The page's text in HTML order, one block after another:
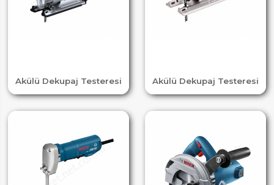
Akülü Dekupaj Testeresi Akülü Dekupaj Testeresi